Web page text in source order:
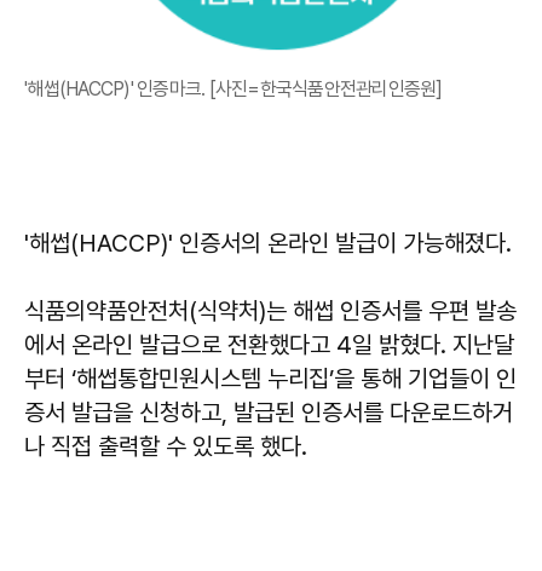
'해썹(HACCP)' 인증마크. [사진=한국식품안전관리인증원]
'해썹(HACCP)' 인증서의 온라인 발급이 가능해졌다.
식품의약품안전처(식약처)는 해썹 인증서를 우편 발송
에서 온라인 발급으로 전환했다고 4일 밝혔다. 지난달
부터 ‘해썹통합민원시스템 누리집’을 통해 기업들이 인
증서 발급을 신청하고, 발급된 인증서를 다운로드하거
나 직접 출력할 수 있도록 했다.